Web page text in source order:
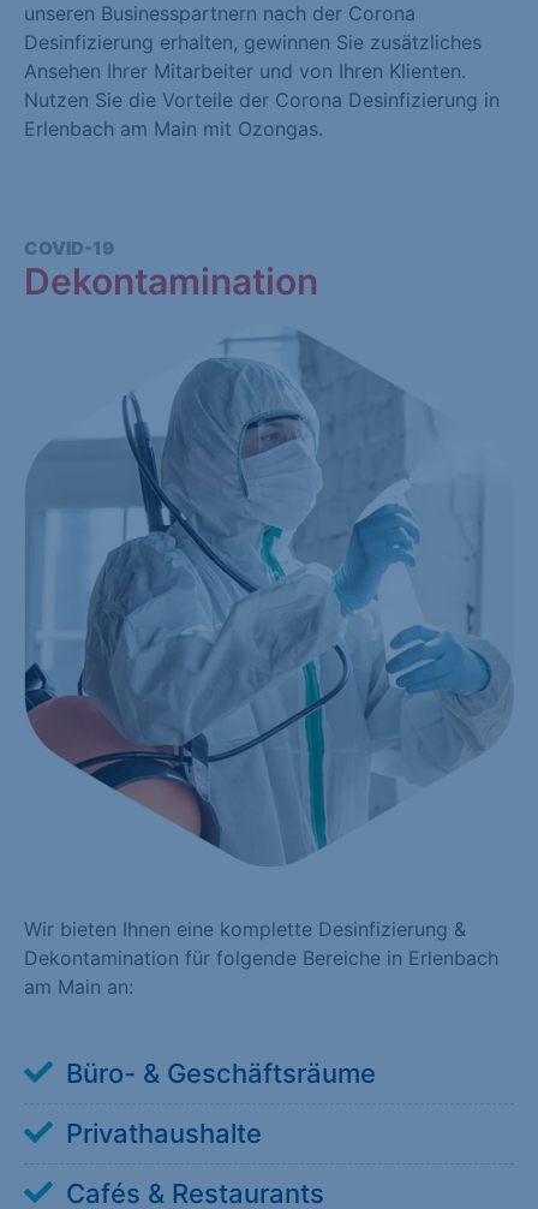
unseren Businesspartnern nach der Corona
Desinfizierung erhalten, gewinnen Sie zusätzliches
Ansehen Ihrer Mitarbeiter und von Ihren Klienten.
Nutzen Sie die Vorteile der Corona Desinfizierung in
Erlenbach am Main mit Ozongas.
COVID-19
Dekontamination
Wir bieten Ihnen eine komplette Desinfizierung &
Dekontamination für folgende Bereiche in Erlenbach
am Main an:
Büro- & Geschäftsräume
Privathaushalte
Cafés & Restaurants